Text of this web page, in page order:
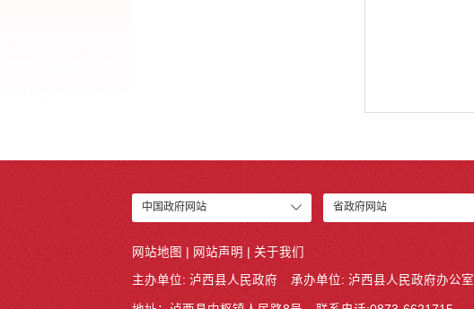
中国政府网站 省政府网站
网站地图 网站声明 关于我们
主办单位: 泸西县人民政府 承办单位: 泸西县人民政府办公室